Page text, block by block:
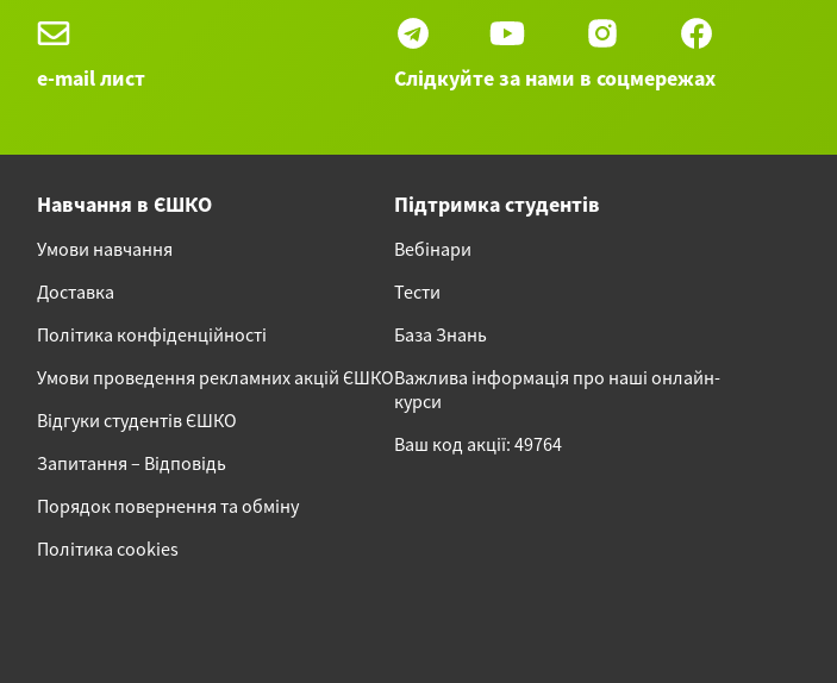
e-mail лист Слідкуйте за нами в соцмережах
Навчання в ЄШКО
Умови навчання
Доставка
Політика конфіденційності
Умови проведення рекламних акцій ЄШКО
Відгуки студентів ЄШКО
Запитання – Відповідь
Порядок повернення та обміну
Політика cookies
Підтримка студентів
Вебінари
Тести
База Знань
Важлива інформація про наші онлайн-
курси
Ваш код акції: 49764